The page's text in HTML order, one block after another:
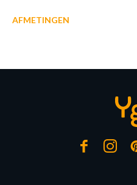
AFMETINGEN